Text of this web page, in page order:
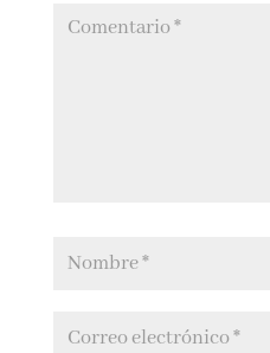
publicada.Los campos